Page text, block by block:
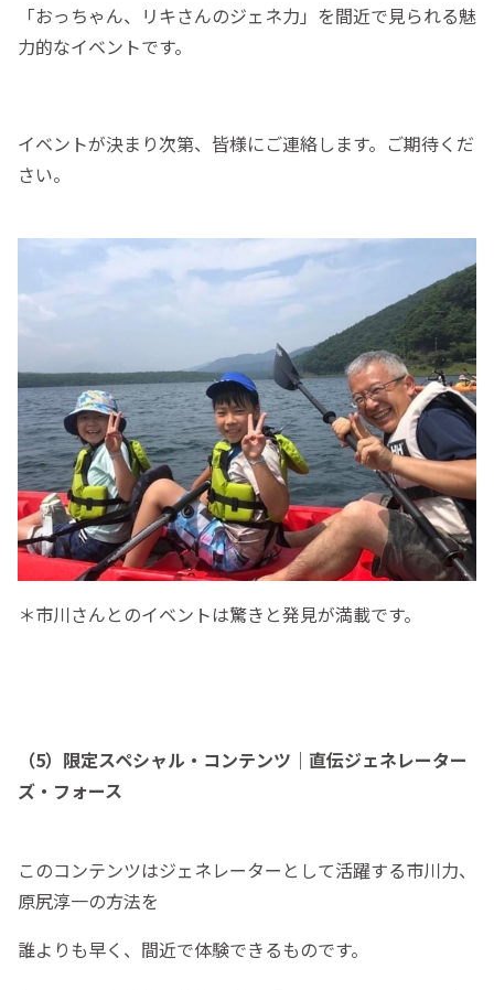
「おっちゃん、リキさんのジェネ力」を間近で見られる魅
力的なイベントです。
イベントが決まり次第、皆様にご連絡します。ご期待くだ
さい。
＊市川さんとのイベントは驚きと発見が満載です。
（5）限定スペシャル・コンテンツ｜直伝ジェネレーター
ズ・フォース
このコンテンツはジェネレーターとして活躍する市川力、
原尻淳一の方法を
誰よりも早く、間近で体験できるものです。